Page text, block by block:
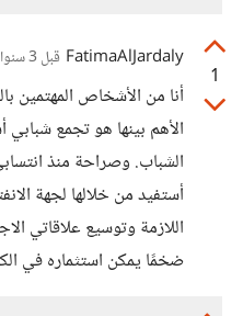
1
FatimaAlJardaly قبل 3 سنوات
أنا من الأشخاص المهتمين
الأهم بينها هو تجمع
الشباب. وصراحة منذ
أستفيد من خلالها لجهة
اللازمة وتوسيع علاقاتي
ضخمًا يمكن استثماره في